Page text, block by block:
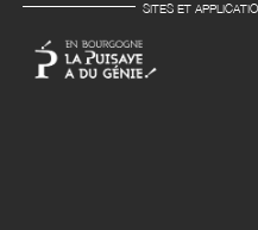
SITES ET